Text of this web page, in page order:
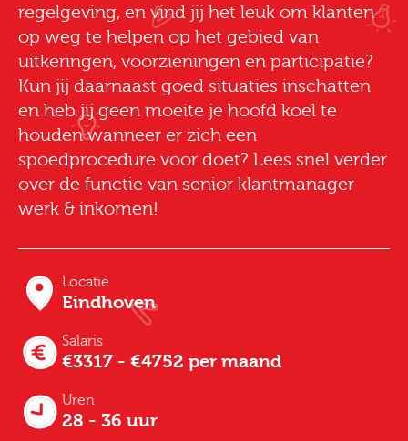
regelgeving, en vind jij het leuk om klanten
op weg te helpen op het gebied van
uitkeringen, voorzieningen en participatie?
Kun jij daarnaast goed situaties inschatten
en heb jij geen moeite je hoofd koel te
houden wanneer er zich een
spoedprocedure voor doet? Lees snel verder
over de functie van senior klantmanager
werk & inkomen!
Locatie
Eindhoven
Salaris
€3317 - €4752 per maand
Uren
28 - 36 uur